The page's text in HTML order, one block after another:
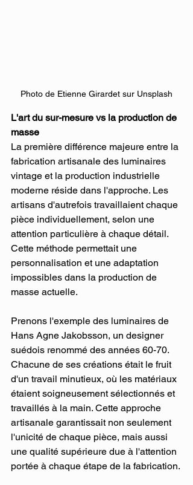
Photo de Etienne Girardet sur Unsplash
L'art du sur-mesure vs la production de
masse
La première différence majeure entre la
fabrication artisanale des luminaires
vintage et la production industrielle
moderne réside dans l'approche. Les
artisans d'autrefois travaillaient chaque
pièce individuellement, selon une
attention particulière à chaque détail.
Cette méthode permettait une
personnalisation et une adaptation
impossibles dans la production de
masse actuelle.
Prenons l'exemple des luminaires de
Hans Agne Jakobsson, un designer
suédois renommé des années 60-70.
Chacune de ses créations était le fruit
d'un travail minutieux, où les matériaux
étaient soigneusement sélectionnés et
travaillés à la main. Cette approche
artisanale garantissait non seulement
l'unicité de chaque pièce, mais aussi
une qualité supérieure due à l'attention
portée à chaque étape de la fabrication.